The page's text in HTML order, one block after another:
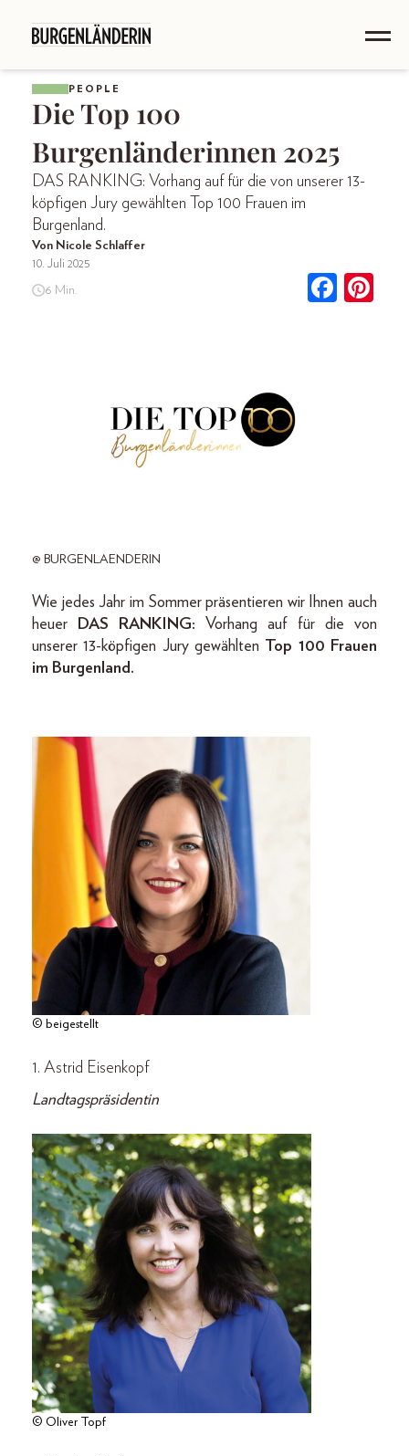
PEOPLE
Die Top 100
Burgenländerinnen 2025
DAS RANKING: Vorhang auf für die von unserer 13-
köpfigen Jury gewählten Top 100 Frauen im
Burgenland.
Von Nicole Schlaffer
10. Juli 2025
6 Min.
@ BURGENLAENDERIN
Wie jedes Jahr im Sommer präsentieren wir Ihnen auch
heuer DAS RANKING: Vorhang auf für die von
unserer 13-köpfigen Jury gewählten Top 100 Frauen
im Burgenland.
© beigestellt
1. Astrid Eisenkopf
Landtagspräsidentin
© Oliver Topf